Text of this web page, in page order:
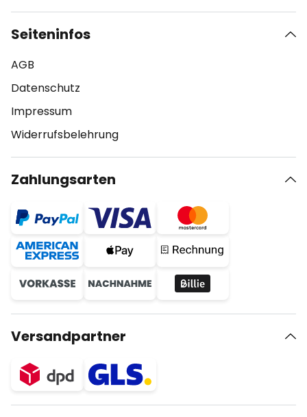
Seiteninfos
AGB
Datenschutz
Impressum
Widerrufsbelehrung
Zahlungsarten
Versandpartner